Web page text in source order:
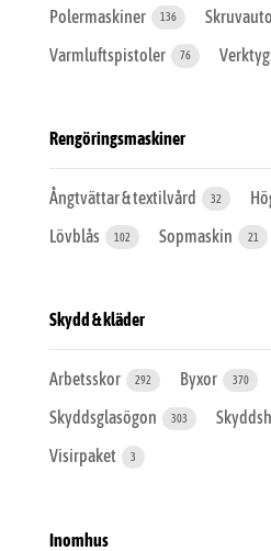
Polermaskiner 136
Varmluftspistoler 76
Rengöringsmaskiner
Ångtvättar & textilvård 32
Lövblås 102 Sopmaskin 21
Skydd & kläder
Arbetsskor 292 Byxor 370
Skyddsglasögon 303
Visirpaket 3
Inomhus